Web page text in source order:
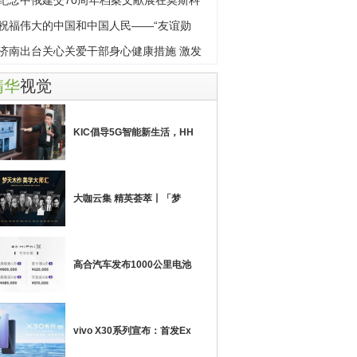
福伟大的中国和中国人民——“友谊勋
南出台关心关爱干部身心健康措施 激发
华视觉
KIC倡导5G智能新生活，HH
大咖云集 精英荟萃丨「梦
高合汽车发布1000公里电池
vivo X30系列宣布：首发Ex